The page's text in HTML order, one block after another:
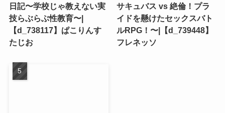
日記〜学校じゃ教えない実
技らぶらぶ性教育〜|
【d_738117】ぱこりんす
たじお
サキュバス vs 絶倫！プラ
イドを懸けたセックスバト
ルRPG！〜|【d_739448】
フレネッソ